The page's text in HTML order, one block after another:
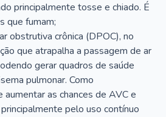
principalmente tosse e chiado. É
que fumam;
obstrutiva crônica (DPOC), no
que atrapalha a passagem de ar
gerar quadros de saúde
pulmonar. Como
aumentar as chances de AVC e
pelo uso contínuo